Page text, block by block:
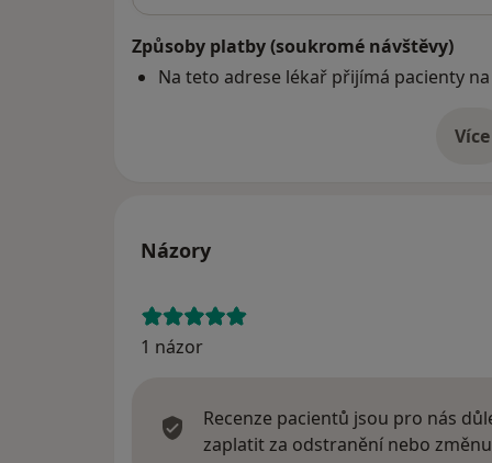
Způsoby platby (soukromé návštěvy)
Na teto adrese lékař přijímá pacienty
Více
o
Názory
1 názor
Recenze pacientů jsou pro nás
zaplatit za odstranění nebo